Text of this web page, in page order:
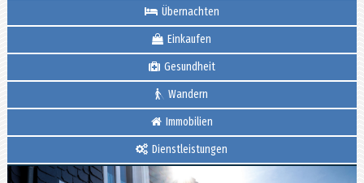
Übernachten
Einkaufen
Gesundheit
Wandern
Immobilien
Dienstleistungen